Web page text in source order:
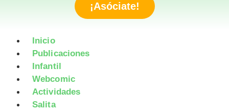
¡Asóciate!
Inicio
Publicaciones
Infantil
Webcomic
Actividades
Salita